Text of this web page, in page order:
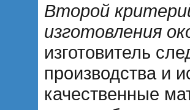
Второй
изготовления
изготовитель
производства и
качественные